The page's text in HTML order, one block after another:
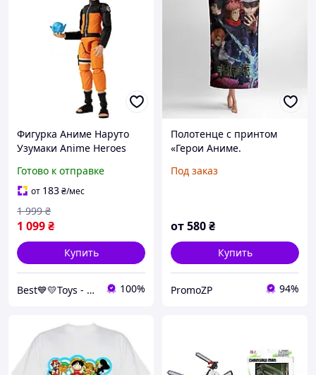
Фигурка Аниме Наруто
Узумаки Anime Heroes
36901 оригинал
Готово к отправке
от 183₴/мес
1 099₴
1 999 ₴
Купить
Best💙💛Toys - интернет-магазин 100%
Полотенце с принтом
«Герои Аниме.
Heroes. Jujutsu Kaisen»
Под заказ
от580₴
Купить
PromoZP 94%